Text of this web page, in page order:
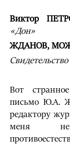
Виктор
«Дон»
ЖДАНОВ,
Свидетельство
Вот
письмо Ю.А.
редактору
меня не